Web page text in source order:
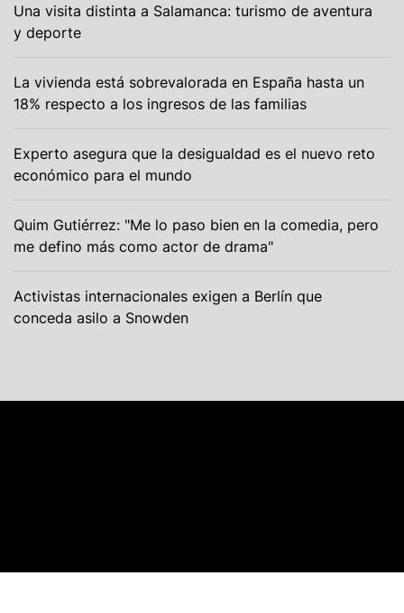
Una visita distinta a Salamanca: turismo de aventura
y deporte
La vivienda está sobrevalorada en España hasta un
18% respecto a los ingresos de las familias
Experto asegura que la desigualdad es el nuevo reto
económico para el mundo
Quim Gutiérrez: "Me lo paso bien en la comedia, pero
me defino más como actor de drama"
Activistas internacionales exigen a Berlín que
conceda asilo a Snowden